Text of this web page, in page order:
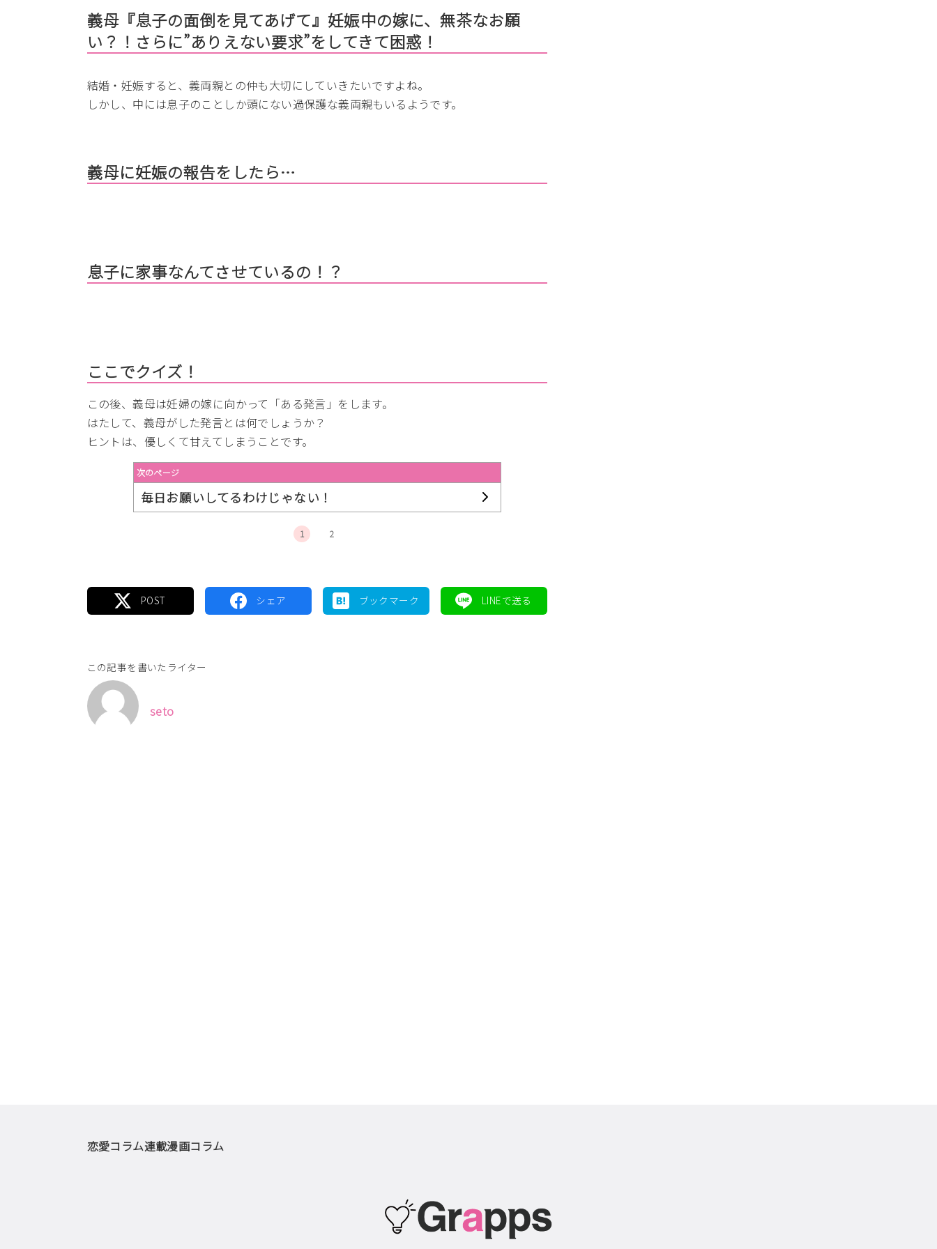
義母『息子の面倒を見てあげて』妊娠中の嫁に、無茶なお願
い？！さらに”ありえない要求”をしてきて困惑！
結婚・妊娠すると、義両親との仲も大切にしていきたいですよね。
しかし、中には息子のことしか頭にない過保護な義両親もいるようです。
義母に妊娠の報告をしたら…
息子に家事なんてさせているの！？
ここでクイズ！
この後、義母は妊婦の嫁に向かって「ある発言」をします。
はたして、義母がした発言とは何でしょうか？
ヒントは、優しくて甘えてしまうことです。
次のページ
毎日お願いしてるわけじゃない！
1 2
この記事を書いたライター
seto
恋愛コラム連載漫画コラム